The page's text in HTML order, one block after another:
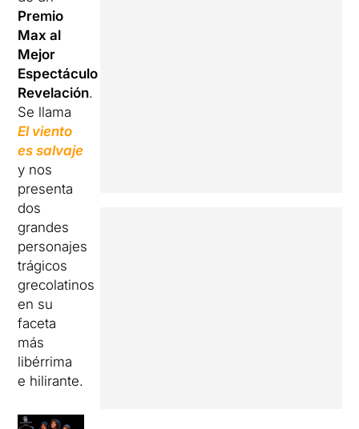
Premio
Max al
Mejor
Espectáculo
Revelación.
Se llama
El viento
es salvaje
y nos
presenta
dos
grandes
personajes
trágicos
grecolatinos
en su
faceta
más
libérrima
e hilirante.